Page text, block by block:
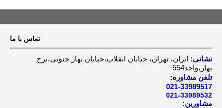
تماس با ما
نشانی: ایران، تهران، خیابان انقلاب،خیابان بهار جنوبی،برج
بهار،واحد554
تلفن مشاوره:
021-33989517
021-33989532
مشاورین: